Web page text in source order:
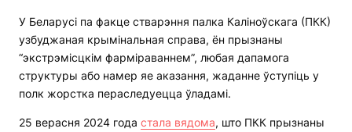
У Беларусі па факце стварэння палка Каліноўскага (ПКК)
узбуджаная крымінальная справа, ён прызнаны
“экстрэмісцкім фарміраваннем”, любая дапамога
структуры або намер яе аказання, жаданне ўступіць у
полк жорстка пераследуецца ўладамі.
25 верасня 2024 года стала вядома, што ПКК прызнаны